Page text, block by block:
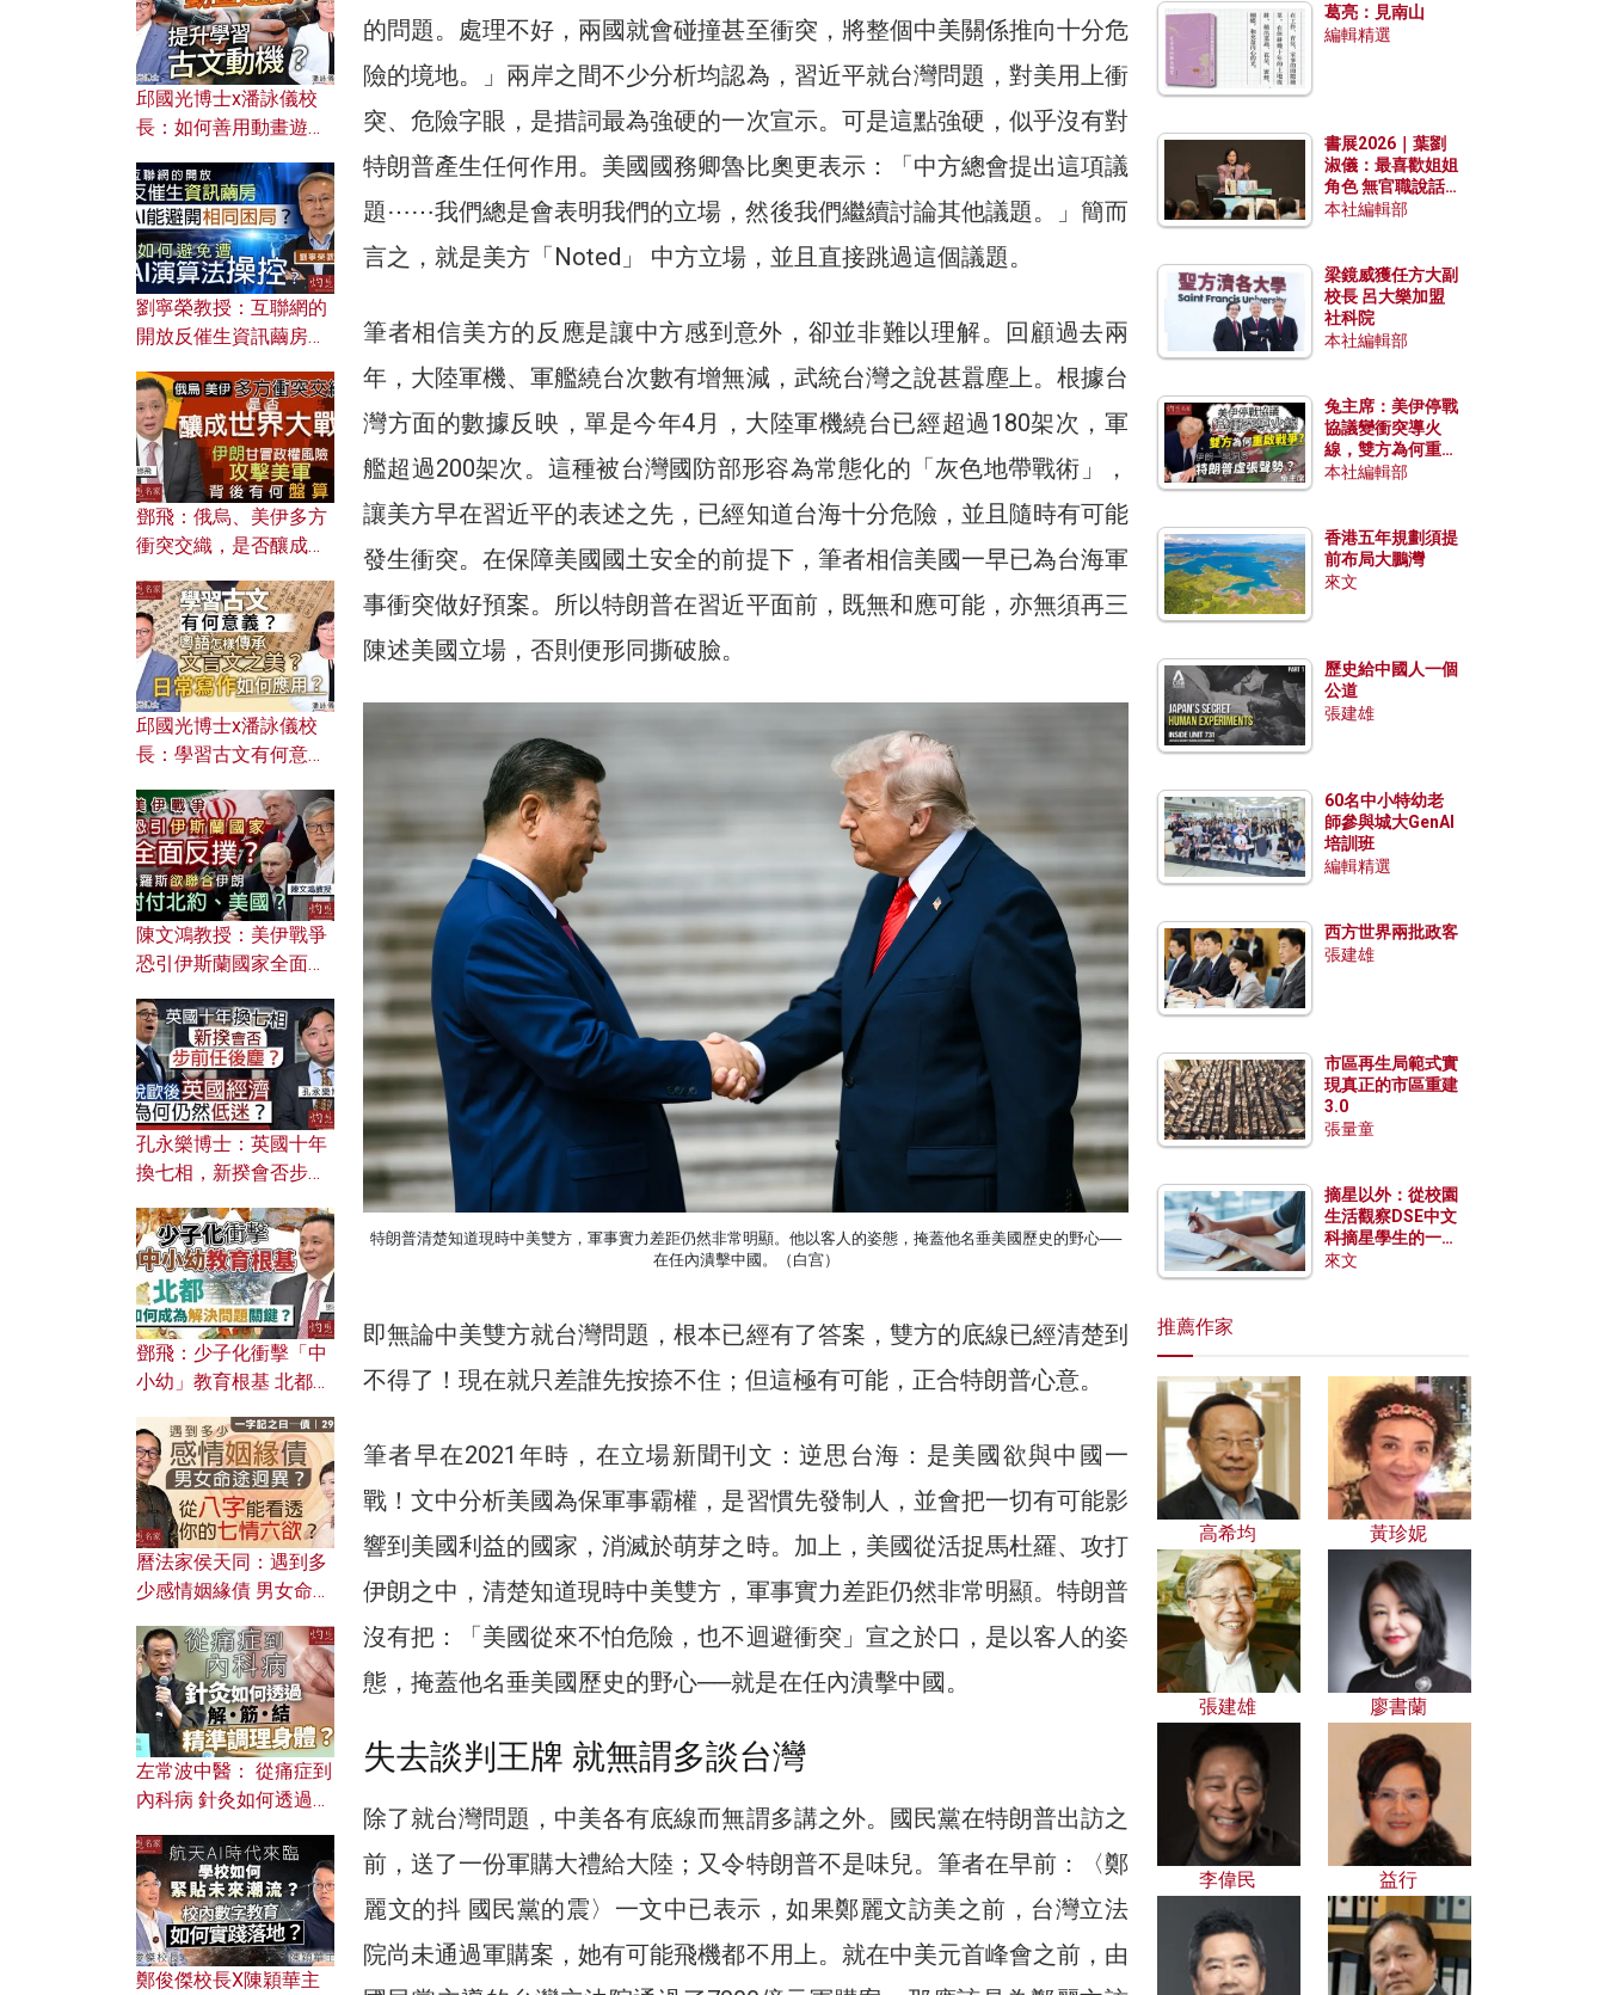
的問題。處理不好，兩國就會碰撞甚至衝突，將整個中美關係推向十分危
險的境地。」兩岸之間不少分析均認為，習近平就台灣問題，對美用上衝
突、危險字眼，是措詞最為強硬的一次宣示。可是這點強硬，似乎沒有對
特朗普產生任何作用。美國國務卿魯比奧更表示：「中方總會提出這項議
題⋯⋯我們總是會表明我們的立場，然後我們繼續討論其他議題。」簡而
言之，就是美方「Noted」 中方立場，並且直接跳過這個議題。
筆者相信美方的反應是讓中方感到意外，卻並非難以理解。回顧過去兩
年，大陸軍機、軍艦繞台次數有增無減，武統台灣之說甚囂塵上。根據台
灣方面的數據反映，單是今年4月，大陸軍機繞台已經超過180架次，軍
艦超過200架次。這種被台灣國防部形容為常態化的「灰色地帶戰術」，
讓美方早在習近平的表述之先，已經知道台海十分危險，並且隨時有可能
發生衝突。在保障美國國土安全的前提下，筆者相信美國一早已為台海軍
事衝突做好預案。所以特朗普在習近平面前，既無和應可能，亦無須再三
陳述美國立場，否則便形同撕破臉。
特朗普清楚知道現時中美雙方，軍事實力差距仍然非常明顯。他以客人的姿態，掩蓋他名垂美國歷史的野心──
在任內潰擊中國。（白宫）
即無論中美雙方就台灣問題，根本已經有了答案，雙方的底線已經清楚到
不得了！現在就只差誰先按捺不住；但這極有可能，正合特朗普心意。
筆者早在2021年時，在立場新聞刊文：逆思台海：是美國欲與中國一
戰！文中分析美國為保軍事霸權，是習慣先發制人，並會把一切有可能影
響到美國利益的國家，消滅於萌芽之時。加上，美國從活捉馬杜羅、攻打
伊朗之中，清楚知道現時中美雙方，軍事實力差距仍然非常明顯。特朗普
沒有把：「美國從來不怕危險，也不迴避衝突」宣之於口，是以客人的姿
態，掩蓋他名垂美國歷史的野心──就是在任內潰擊中國。
失去談判王牌 就無謂多談台灣
除了就台灣問題，中美各有底線而無謂多講之外。國民黨在特朗普出訪之
前，送了一份軍購大禮給大陸；又令特朗普不是味兒。筆者在早前：〈鄭
麗文的抖 國民黨的震〉一文中已表示，如果鄭麗文訪美之前，台灣立法
院尚未通過軍購案，她有可能飛機都不用上。就在中美元首峰會之前，由
邱國光博士x潘詠儀校
長：如何善用動畫遊戲
劉寧榮教授：互聯網的
開放反催生資訊繭房，
何避免遭AI演算法操
控？
鄧飛：俄烏、美伊多方
衝突交織，是否釀成世
風險攻擊美軍，背後有
何盤算？
邱國光博士x潘詠儀校
長：學習古文有何意
文之美？ 日常寫作如何
應用？
陳文鴻教授：美伊戰爭
恐引伊斯蘭國家全面反
對付北約美國？
孔永樂博士：英國十年
換七相，新揆會否步前
濟為何仍然低迷？
鄧飛：少子化衝擊「中
小幼」教育根基 北都如
曆法家侯天同：遇到多
少感情姻緣債 男女命途
的七情六欲？
左常波中醫： 從痛症到
內科病 針灸如何透過解
鄭俊傑校長X陳穎華主
葛亮：見南山
編輯精選
書展2026｜葉劉
淑儀：最喜歡姐姐
角色 無官職說話
包袱少
本社編輯部
梁鏡威獲任方大副
校長 呂大樂加盟
社科院
本社編輯部
兔主席：美伊停戰
協議變衝突導火
線，雙方為何重啟
戰爭？伊朗一早洞
本社編輯部
香港五年規劃須提
前布局大鵬灣
來文
歷史給中國人一個
公道
張建雄
60名中小特幼老
師參與城大GenAI
培訓班
編輯精選
西方世界兩批政客
張建雄
市區再生局範式實
現真正的市區重建
3.0
張量童
摘星以外：從校園
生活觀察DSE中文
科摘星學生的一點
特質
來文
推薦作家
高希均 黃珍妮
張建雄 廖書蘭
李偉民 益行